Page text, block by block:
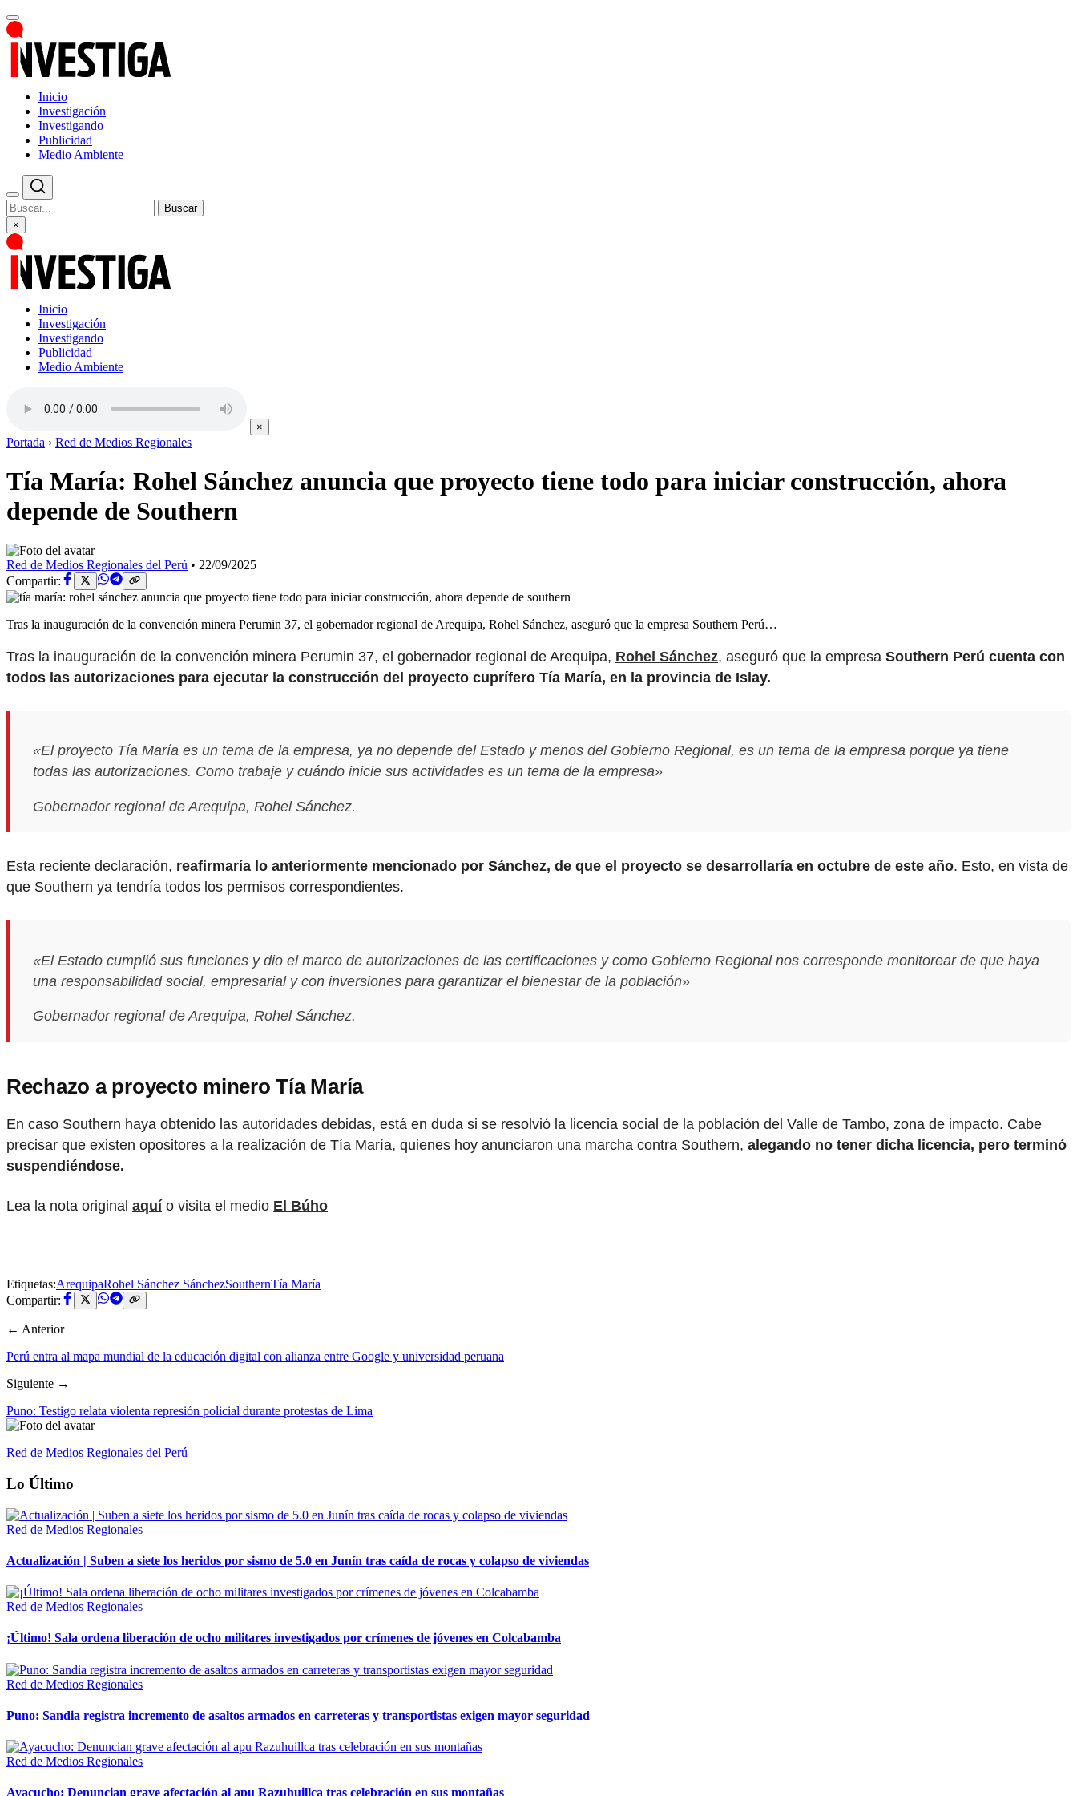
Inicio
Investigación
Investigando
Publicidad
Medio Ambiente
Buscar
×
Inicio
Investigación
Investigando
Publicidad
Medio Ambiente
×
Portada › Red de Medios Regionales
Tía María: Rohel Sánchez anuncia que proyecto tiene todo para iniciar construcción, ahora
depende de Southern
Red de Medios Regionales del Perú • 22/09/2025
Compartir:
Tras la inauguración de la convención minera Perumin 37, el gobernador regional de Arequipa, Rohel Sánchez, aseguró que la empresa Southern Perú…
Tras la inauguración de la convención minera Perumin 37, el gobernador regional de Arequipa, Rohel Sánchez, aseguró que la empresa Southern Perú cuenta con
todos las autorizaciones para ejecutar la construcción del proyecto cuprífero Tía María, en la provincia de Islay.
«El proyecto Tía María es un tema de la empresa, ya no depende del Estado y menos del Gobierno Regional, es un tema de la empresa porque ya tiene
todas las autorizaciones. Como trabaje y cuándo inicie sus actividades es un tema de la empresa»
Gobernador regional de Arequipa, Rohel Sánchez.
Esta reciente declaración, reafirmaría lo anteriormente mencionado por Sánchez, de que el proyecto se desarrollaría en octubre de este año. Esto, en vista de
que Southern ya tendría todos los permisos correspondientes.
«El Estado cumplió sus funciones y dio el marco de autorizaciones de las certificaciones y como Gobierno Regional nos corresponde monitorear de que haya
una responsabilidad social, empresarial y con inversiones para garantizar el bienestar de la población»
Gobernador regional de Arequipa, Rohel Sánchez.
Rechazo a proyecto minero Tía María
En caso Southern haya obtenido las autoridades debidas, está en duda si se resolvió la licencia social de la población del Valle de Tambo, zona de impacto. Cabe
precisar que existen opositores a la realización de Tía María, quienes hoy anunciaron una marcha contra Southern, alegando no tener dicha licencia, pero terminó
suspendiéndose.
Lea la nota original aquí o visita el medio El Búho
Etiquetas:ArequipaRohel Sánchez SánchezSouthernTía María
Compartir:
← Anterior
Perú entra al mapa mundial de la educación digital con alianza entre Google y universidad peruana
Siguiente →
Puno: Testigo relata violenta represión policial durante protestas de Lima
Red de Medios Regionales del Perú
Lo Último
Red de Medios Regionales
Actualización | Suben a siete los heridos por sismo de 5.0 en Junín tras caída de rocas y colapso de viviendas
Red de Medios Regionales
¡Último! Sala ordena liberación de ocho militares investigados por crímenes de jóvenes en Colcabamba
Red de Medios Regionales
Puno: Sandia registra incremento de asaltos armados en carreteras y transportistas exigen mayor seguridad
Red de Medios Regionales
Ayacucho: Denuncian grave afectación al apu Razuhuillca tras celebración en sus montañas